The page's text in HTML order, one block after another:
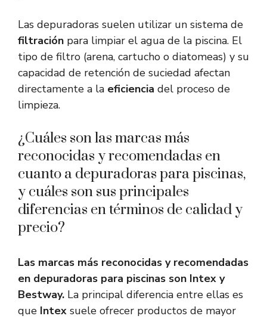
Las depuradoras suelen utilizar un sistema de
filtración para limpiar el agua de la piscina. El
tipo de filtro (arena, cartucho o diatomeas) y su
capacidad de retención de suciedad afectan
directamente a la eficiencia del proceso de
limpieza.
¿Cuáles son las marcas más
reconocidas y recomendadas en
cuanto a depuradoras para piscinas,
y cuáles son sus principales
diferencias en términos de calidad y
precio?
Las marcas más reconocidas y recomendadas
en depuradoras para piscinas son Intex y
Bestway. La principal diferencia entre ellas es
que Intex suele ofrecer productos de mayor